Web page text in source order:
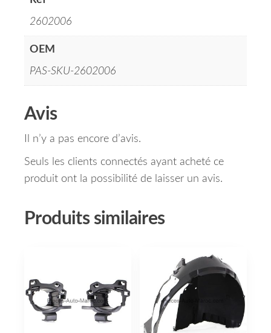
2602006
OEM
PAS-SKU-2602006
Avis
Il n’y a pas encore d’avis.
Seuls les clients connectés ayant acheté ce
produit ont la possibilité de laisser un avis.
Produits similaires